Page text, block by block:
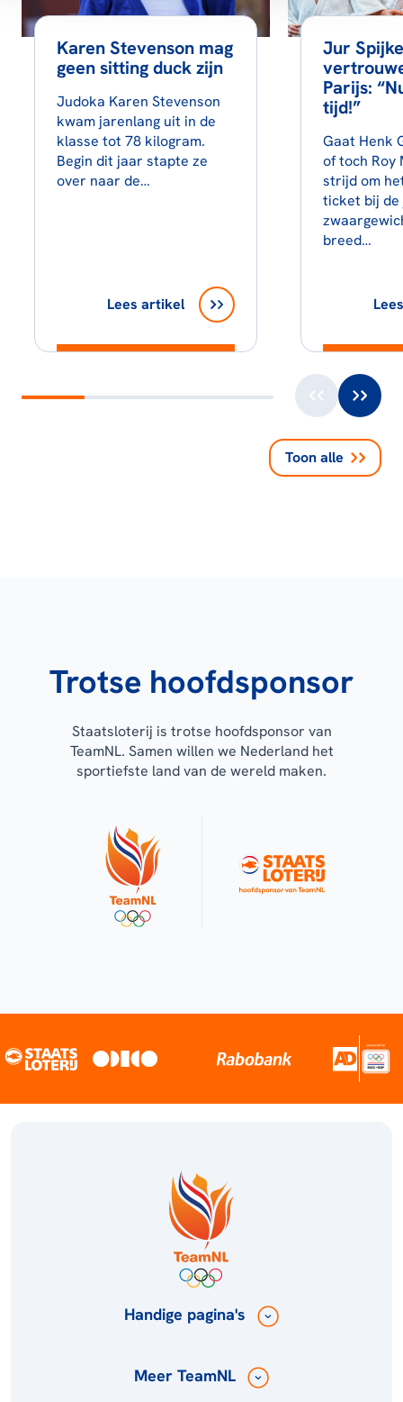
Karen Stevenson mag
geen sitting duck zijn
Judoka Karen Stevenson
kwam jarenlang uit in de
klasse tot 78 kilogram.
Begin dit jaar stapte ze
over naar de…
Lees artikel
Jur
Parijs:
tijd!”
Gaat Henk
of toch Roy
strijd om
ticket bij de
breed…
Toon alle
Trotse hoofdsponsor
Staatsloterij is trotse hoofdsponsor van
TeamNL. Samen willen we Nederland het
sportiefste land van de wereld maken.
Handige pagina's
Meer TeamNL